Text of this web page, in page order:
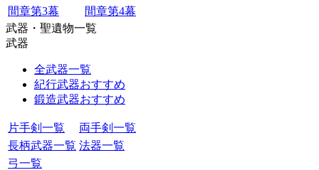
間章第3幕
間章第4幕
武器・聖遺物一覧
武器
全武器一覧
紀行武器おすすめ
鍛造武器おすすめ
片手剣一覧
両手剣一覧
長柄武器一覧 法器一覧
弓一覧